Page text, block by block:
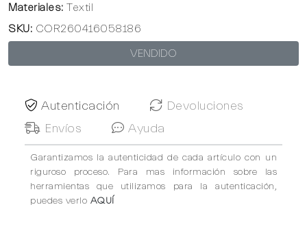
Materiales: Textil
SKU: COR260416058186
VENDIDO
Autenticación
Devoluciones
Envíos
Ayuda
Garantizamos la autenticidad de cada artículo con un
riguroso proceso. Para mas información sobre las
herramientas que utilizamos para la autenticación,
puedes verlo AQUÍ